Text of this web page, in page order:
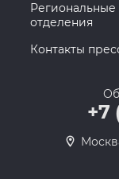
Региональные
отделения
Контакты
+7